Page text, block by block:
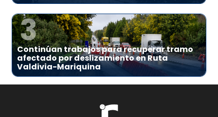
3
Continúan trabajos para recuperar tramo
afectado por deslizamiento en Ruta
Valdivia-Mariquina